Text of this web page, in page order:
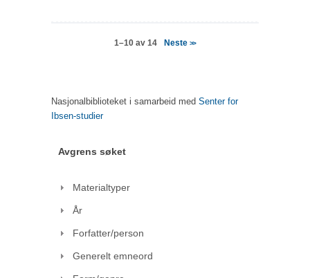
1–10 av 14 Neste>>
Nasjonalbiblioteket i samarbeid med Senter for
Ibsen-studier
Avgrens søket
Materialtyper
År
Forfatter/person
Generelt emneord